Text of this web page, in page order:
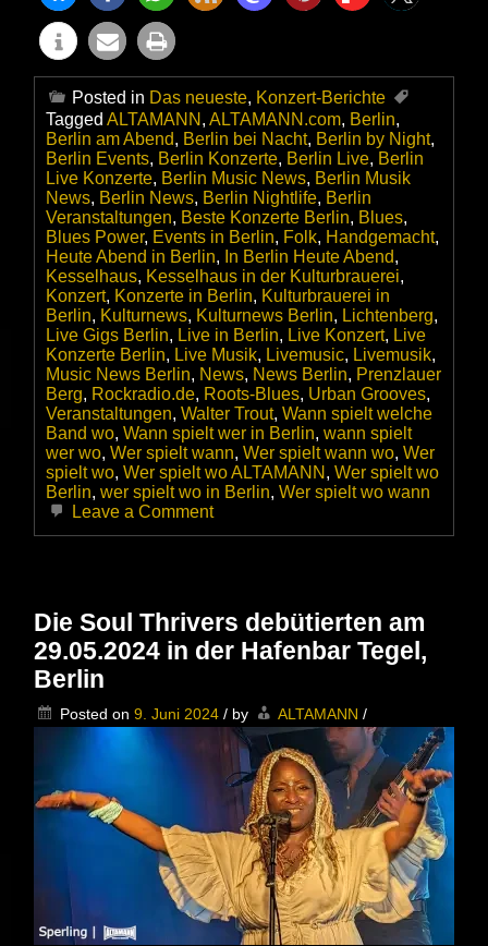
Posted in Das neueste, Konzert-Berichte
Tagged ALTAMANN , ALTAMANN.com, Berlin,
Berlin am Abend, Berlin bei Nacht, Berlin by Night,
Berlin Events, Berlin Konzerte, Berlin Live, Berlin
Live Konzerte, Berlin Music News, Berlin Musik
News, Berlin News, Berlin Nightlife, Berlin
Veranstaltungen, Beste Konzerte Berlin, Blues,
Blues Power, Events in Berlin, Folk, Handgemacht,
Heute Abend in Berlin, In Berlin Heute Abend,
Kesselhaus, Kesselhaus in der Kulturbrauerei,
Konzert, Konzerte in Berlin, Kulturbrauerei in
Berlin, Kulturnews, Kulturnews Berlin, Lichtenberg,
Live Gigs Berlin, Live in Berlin, Live Konzert, Live
Konzerte Berlin, Live Musik, Livemusic, Livemusik,
Music News Berlin, News, News Berlin, Prenzlauer
Berg, Rockradio.de, Roots-Blues, Urban Grooves,
Veranstaltungen, Walter Trout, Wann spielt welche
Band wo, Wann spielt wer in Berlin, wann spielt
wer wo, Wer spielt wann, Wer spielt wann wo, Wer
spielt wo, Wer spielt wo ALTAMANN , Wer spielt wo
Berlin, wer spielt wo in Berlin, Wer spielt wo wann
Leave a Commenton
im
im
–
Blues
mit
Herz,
Power
und
viel
Seele
präsentiert
von
Rockradio.de
Die Soul Thrivers debütierten am
29.05.2024 in der Hafenbar Tegel,
Berlin
Posted on 9. Juni 2024 / by ALTAMANN /